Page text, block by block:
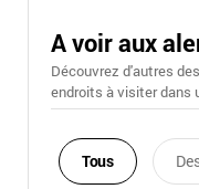
A voir aux
Découvrez d'autres
endroits à visiter dans
Tous